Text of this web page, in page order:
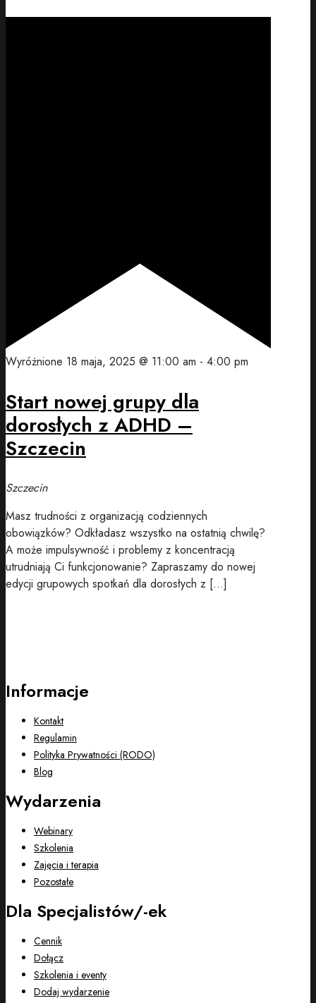
Wyróżnione 18 maja, 2025 @ 11:00 am - 4:00 pm
Start nowej grupy dla
dorosłych z ADHD –
Szczecin
Szczecin
Masz trudności z organizacją codziennych
obowiązków? Odkładasz wszystko na ostatnią chwilę?
A może impulsywność i problemy z koncentracją
utrudniają Ci funkcjonowanie? Zapraszamy do nowej
edycji grupowych spotkań dla dorosłych z […]
Informacje
Kontakt
Regulamin
Polityka Prywatności (RODO)
Blog
Wydarzenia
Webinary
Szkolenia
Zajęcia i terapia
Pozostałe
Dla Specjalistów/-ek
Cennik
Dołącz
Szkolenia i eventy
Dodaj wydarzenie